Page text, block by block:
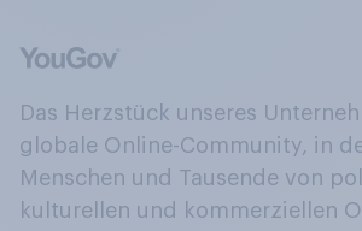
Das Herzstück unseres
globale Online-Community, in
Menschen und Tausende von
kulturellen und kommerziellen